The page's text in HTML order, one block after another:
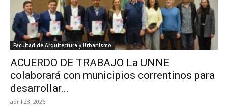
Facultad de Arquitectura y Urbanismo
ACUERDO DE TRABAJO La UNNE
colaborará con municipios correntinos para
desarrollar...
abril 28, 2026